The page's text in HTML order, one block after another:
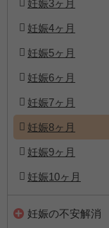
妊娠3ヶ月
妊娠4ヶ月
妊娠5ヶ月
妊娠6ヶ月
妊娠7ヶ月
妊娠8ヶ月
妊娠9ヶ月
妊娠10ヶ月
妊娠の不安解消